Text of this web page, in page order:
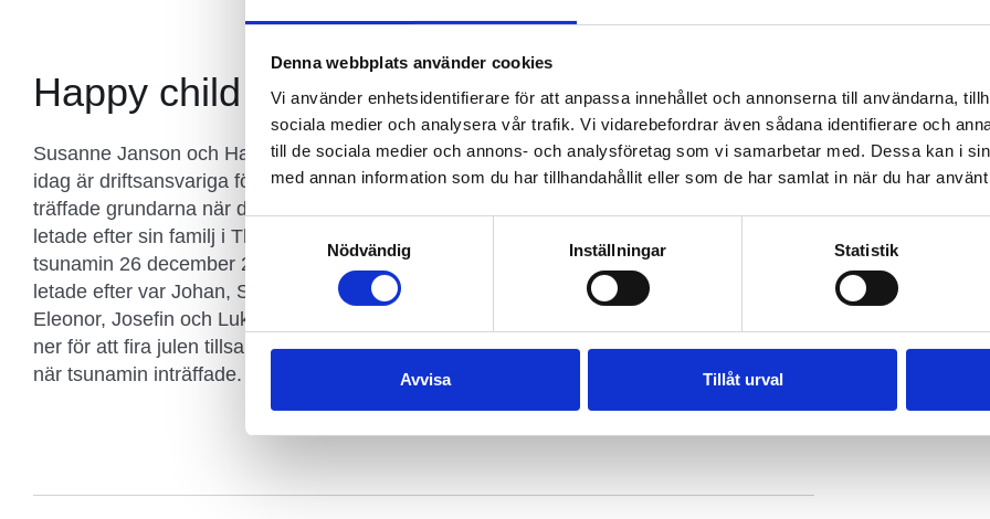
Denna webbplats använder cookies
Vi använder enhetsidentifierare för att anpassa innehållet och annonserna till användarna,
sociala medier och analysera vår trafik. Vi vidarebefordrar även sådana identifierare och
till de sociala medier och annons- och analysföretag som vi samarbetar med. Dessa kan i
med annan information som du har tillhandahållit eller som de har samlat in när du har
Samtyckesval
Nödvändig
Inställningar Statistik
Avvisa Tillåt urval
Happy child foundation
Susanne Janson och Hans Forssell, som
idag är driftsansvariga för barnhemmet,
träffade grundarna när de var nere och
letade efter sin familj i Thailand efter
tsunamin 26 december 2000. Familjen de
letade efter var Johan, Sara, Matilda,
Eleonor, Josefin och Lukas, som hade åkt
ner för att fira julen tillsammans i Khao Lak
när tsunamin inträffade. De kom dessvärre
hem utan någon av dem. När de fick höra
att ett barn- och familjehem hade startats
tog de kontakt och bad att få komma ner
och hjälpa till volontärt. De återvände till
Thailand i början av mars 2005 för att
arbeta som volontärer. De blev kvar och är
idag ansvariga för den dagliga driften och
kontakten med omvärlden.